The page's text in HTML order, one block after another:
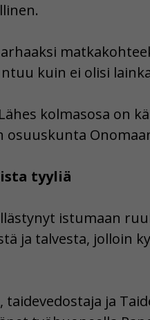
kuin ei olisi
kolmasosa on
tyyliä
istumaan
ja talvesta, jolloin
ja